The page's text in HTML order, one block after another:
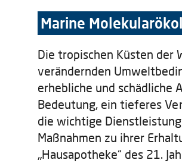
Marine
Die tropischen Küsten der
verändernden
erhebliche und schädliche
Bedeutung, ein tieferes
die wichtige
Maßnahmen zu ihrer
„Hausapotheke“ des 21.